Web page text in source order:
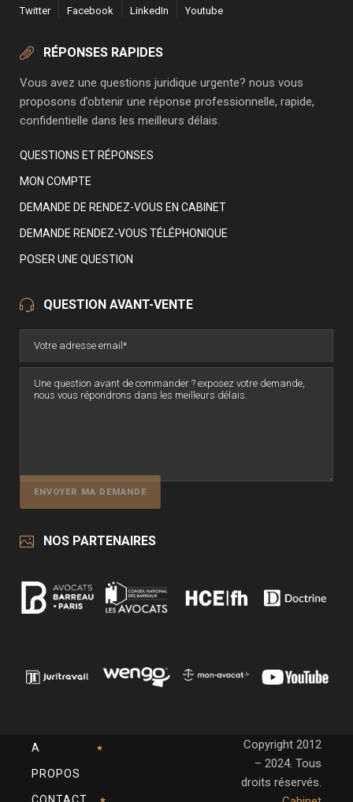
Twitter Facebook LinkedIn Youtube
RÉPONSES RAPIDES
Vous avez une questions juridique urgente? nous vous
proposons d’obtenir une réponse professionnelle, rapide,
confidentielle dans les meilleurs délais.
QUESTIONS ET RÉPONSES
MON COMPTE
DEMANDE DE RENDEZ-VOUS EN CABINET
DEMANDE RENDEZ-VOUS TÉLÉPHONIQUE
POSER UNE QUESTION
QUESTION AVANT-VENTE
NOS PARTENAIRES
A
PROPOS
CONTACT
Copyright 2012
– 2024. Tous
droits réservés.